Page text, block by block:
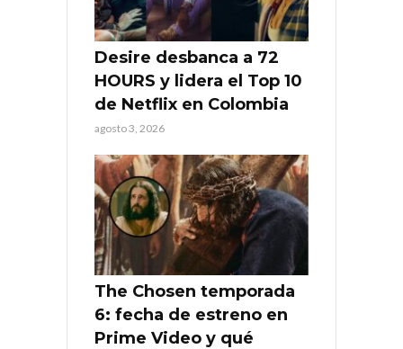
Desire desbanca a 72
HOURS y lidera el Top 10
de Netflix en Colombia
agosto 3, 2026
The Chosen temporada
6: fecha de estreno en
Prime Video y qué